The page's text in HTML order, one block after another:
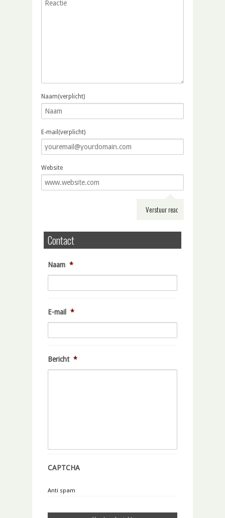
Naam(verplicht)
E-mail(verplicht)
Website
Contact
Naam *
E-mail *
Bericht *
CAPTCHA
Anti spam